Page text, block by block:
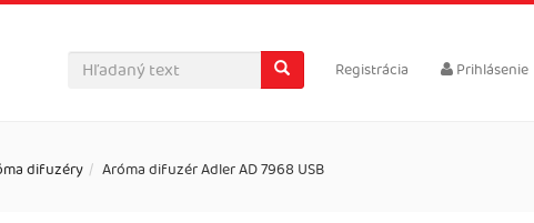
Registrácia Prihlásenie
difuzéry Aróma difuzér Adler AD 7968 USB